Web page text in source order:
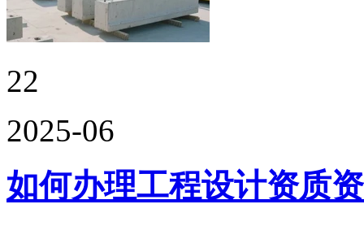
22
2025-06
如何办理工程设计资质